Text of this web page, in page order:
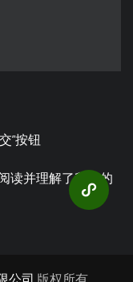
”按钮
读并理解了我们的
公司 版权所有.